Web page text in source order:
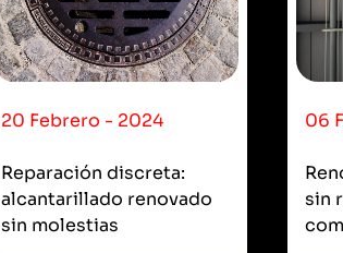
20 Febrero - 2024
Reparación discreta:
alcantarillado renovado
sin molestias
06
sin